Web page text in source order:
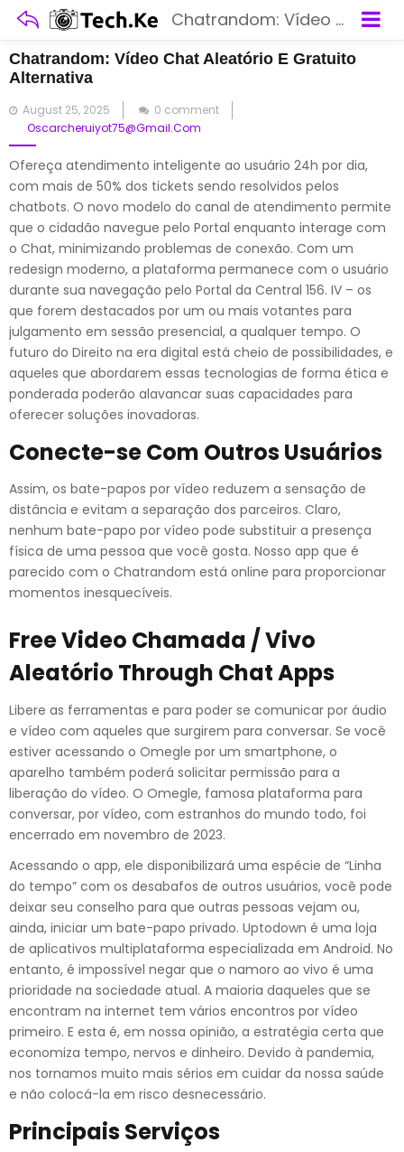
Chatrandom: Vídeo Chat Aleatório E Gratuito Alternativa
Chatrandom: Vídeo Chat Aleatório E Gratuito
Alternativa
Posted
on
August 25, 2025
0 comment
Oscarcheruiyot75@gmail.com
Ofereça atendimento inteligente ao usuário 24h por dia,
com mais de 50% dos tickets sendo resolvidos pelos
chatbots. O novo modelo do canal de atendimento permite
que o cidadão navegue pelo Portal enquanto interage com
o Chat, minimizando problemas de conexão. Com um
redesign moderno, a plataforma permanece com o usuário
durante sua navegação pelo Portal da Central 156. IV – os
que forem destacados por um ou mais votantes para
julgamento em sessão presencial, a qualquer tempo. O
futuro do Direito na era digital está cheio de possibilidades, e
aqueles que abordarem essas tecnologias de forma ética e
ponderada poderão alavancar suas capacidades para
oferecer soluções inovadoras.
Conecte-se Com Outros Usuários
Assim, os bate-papos por vídeo reduzem a sensação de
distância e evitam a separação dos parceiros. Claro,
nenhum bate-papo por vídeo pode substituir a presença
física de uma pessoa que você gosta. Nosso app que é
parecido com o Chatrandom está online para proporcionar
momentos inesquecíveis.
Free Video Chamada / Vivo
Aleatório Through Chat Apps
Libere as ferramentas e para poder se comunicar por áudio
e vídeo com aqueles que surgirem para conversar. Se você
estiver acessando o Omegle por um smartphone, o
aparelho também poderá solicitar permissão para a
liberação do vídeo. O Omegle, famosa plataforma para
conversar, por vídeo, com estranhos do mundo todo, foi
encerrado em novembro de 2023.
Acessando o app, ele disponibilizará uma espécie de “Linha
do tempo” com os desabafos de outros usuários, você pode
deixar seu conselho para que outras pessoas vejam ou,
ainda, iniciar um bate-papo privado. Uptodown é uma loja
de aplicativos multiplataforma especializada em Android. No
entanto, é impossível negar que o namoro ao vivo é uma
prioridade na sociedade atual. A maioria daqueles que se
encontram na internet tem vários encontros por vídeo
primeiro. E esta é, em nossa opinião, a estratégia certa que
economiza tempo, nervos e dinheiro. Devido à pandemia,
nos tornamos muito mais sérios em cuidar da nossa saúde
e não colocá-la em risco desnecessário.
Principais Serviços